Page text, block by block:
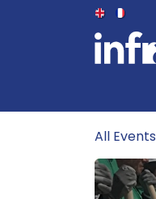
Skip to Content
All Events